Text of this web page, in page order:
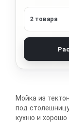
2 товара
Мойка из
под
кухню и